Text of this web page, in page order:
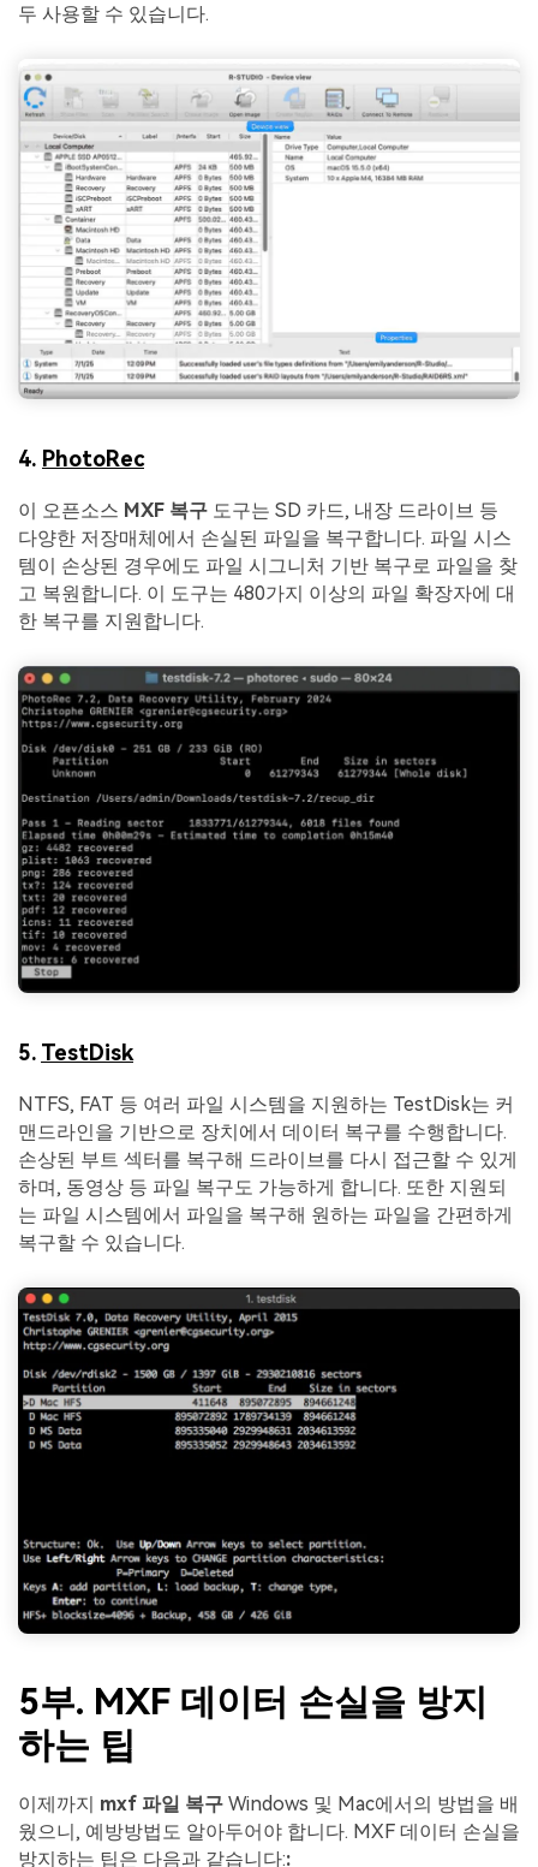
두 사용할 수 있습니다.
4. PhotoRec
이 오픈소스 MXF 복구 도구는 SD 카드, 내장 드라이브 등
다양한 저장매체에서 손실된 파일을 복구합니다. 파일 시스
템이 손상된 경우에도 파일 시그니처 기반 복구로 파일을 찾
고 복원합니다. 이 도구는 480가지 이상의 파일 확장자에 대
한 복구를 지원합니다.
5. TestDisk
NTFS, FAT 등 여러 파일 시스템을 지원하는 TestDisk는 커
맨드라인을 기반으로 장치에서 데이터 복구를 수행합니다.
손상된 부트 섹터를 복구해 드라이브를 다시 접근할 수 있게
하며, 동영상 등 파일 복구도 가능하게 합니다. 또한 지원되
는 파일 시스템에서 파일을 복구해 원하는 파일을 간편하게
복구할 수 있습니다.
5부. MXF 데이터 손실을 방지
하는 팁
이제까지 mxf 파일 복구 Windows 및 Mac에서의 방법을 배
웠으니, 예방방법도 알아두어야 합니다. MXF 데이터 손실을
방지하는 팁은 다음과 같습니다::